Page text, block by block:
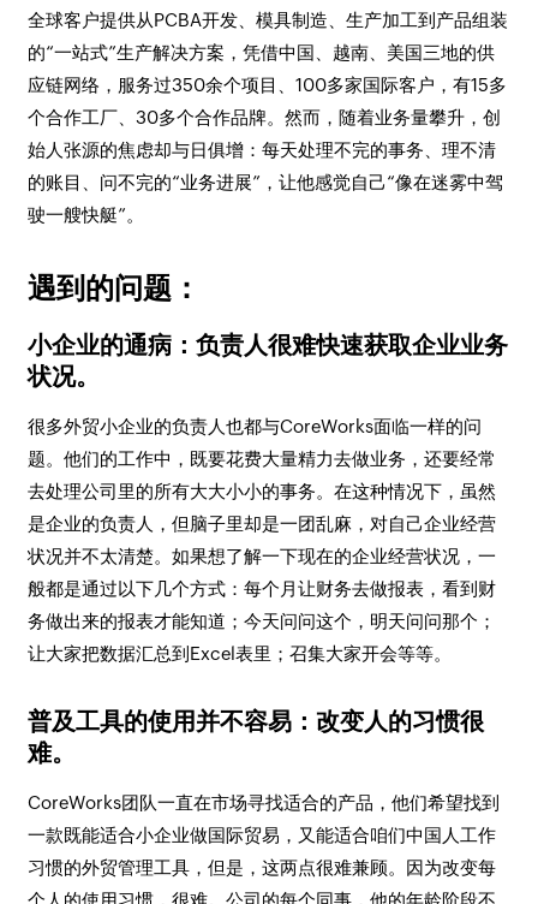
全球客户提供从PCBA开发、模具制造、生产加工到产品组装
的“一站式”生产解决方案，凭借中国、越南、美国三地的供
应链网络，服务过350余个项目、100多家国际客户，有15多
个合作工厂、30多个合作品牌。然而，随着业务量攀升，创
始人张源的焦虑却与日俱增：每天处理不完的事务、理不清
的账目、问不完的“业务进展”，让他感觉自己“像在迷雾中驾
驶一艘快艇”。
遇到的问题：
小企业的通病：负责人很难快速获取企业业务
状况。
很多外贸小企业的负责人也都与CoreWorks面临一样的问
题。他们的工作中，既要花费大量精力去做业务，还要经常
去处理公司里的所有大大小小的事务。在这种情况下，虽然
是企业的负责人，但脑子里却是一团乱麻，对自己企业经营
状况并不太清楚。如果想了解一下现在的企业经营状况，一
般都是通过以下几个方式：每个月让财务去做报表，看到财
务做出来的报表才能知道；今天问问这个，明天问问那个；
让大家把数据汇总到Excel表里；召集大家开会等等。
普及工具的使用并不容易：改变人的习惯很
难。
CoreWorks团队一直在市场寻找适合的产品，他们希望找到
一款既能适合小企业做国际贸易，又能适合咱们中国人工作
习惯的外贸管理工具，但是，这两点很难兼顾。因为改变每